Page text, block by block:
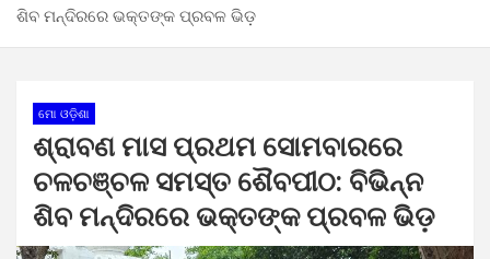
ଶିବ ମନ୍ଦିରରେ ଭକ୍ତଙ୍କ ପ୍ରବଳ ଭିଡ଼
ମୋ ଓଡ଼ିଶା
ଶ୍ରାବଣ ମାସ ପ୍ରଥମ ସୋମବାରରେ
ଚଳଚଞ୍ଚଳ ସମସ୍ତ ଶୈବପୀଠ: ବିଭିନ୍ନ
ଶିବ ମନ୍ଦିରରେ ଭକ୍ତଙ୍କ ପ୍ରବଳ ଭିଡ଼